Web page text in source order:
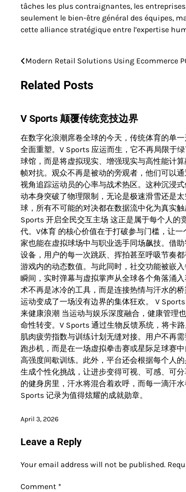
tâches les plus contraignantes, les
seulement le bien-être général des équipes,
cette alliance stratégique entre l’expertise
Post
navigation
Modern Retail Solutions Using Ecommerce
Related Posts
V Sports 颠覆传统竞技边界
在数字化浪潮席卷全球的今天，传统体育的单
全面重塑。V Sports 应运而生，它不再局限于
球馆，而是将虚拟现实、增强现实与高性能计
帧对抗。观众不再是被动的旁观者，他们可以
视角追踪运动员的心率与战术热区。这种沉浸
动本身突破了物理限制，无论是极速滑雪还是
球，所有不可能的对决都在数据流中化为真实触
Sports 开启全民交互主场 这正是属于每个人的
代。V体育 的核心价值在于打破参与门槛，让一
家也能在虚拟球场中与职业选手同场飙技。借
设备，用户的每一次跳跃、挥拍甚至呼吸节奏
游戏内的动态数值。与此同时，社交功能被嵌
瞬间，实时弹幕与虚拟掌声从全球各个角落涌
术不再是冰冷的工具，而是连接热情与汗水的
运动变成了一场没有边界的集体狂欢。 V
来健康浪潮 当运动与娱乐深度融合，健康管理
命性转变。V Sports 通过生物反馈系统，将卡路
肌肉疲劳指数与训练计划无缝对接。用户不再
跑步机，而是在一场虚拟拳击赛或星际足球赛
高强度间歇训练。此外，平台还会根据每个人
生成个性化挑战，让进步变得可视、可感、可
的健身房里，汗水将混合着欢呼，而每一滴汗水
Sports 记录为值得炫耀的成就勋章。
April 3, 2026
Leave a Reply
Your email address will not be published.
Comment *